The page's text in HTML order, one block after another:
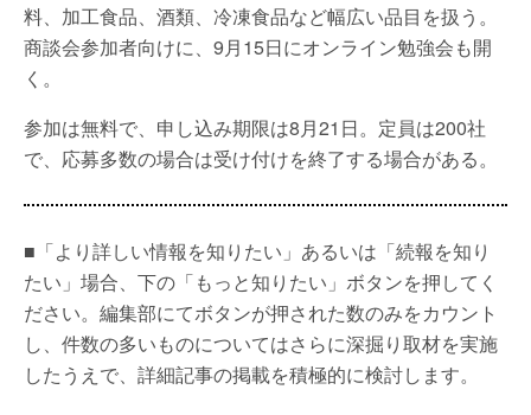
料、加工食品、酒類、冷凍食品など幅広い品目を扱う。
商談会参加者向けに、9月15日にオンライン勉強会も開
く。
参加は無料で、申し込み期限は8月21日。定員は200社
で、応募多数の場合は受け付けを終了する場合がある。
■「より詳しい情報を知りたい」あるいは「続報を知り
たい」場合、下の「もっと知りたい」ボタンを押してく
ださい。編集部にてボタンが押された数のみをカウント
し、件数の多いものについてはさらに深掘り取材を実施
したうえで、詳細記事の掲載を積極的に検討します。